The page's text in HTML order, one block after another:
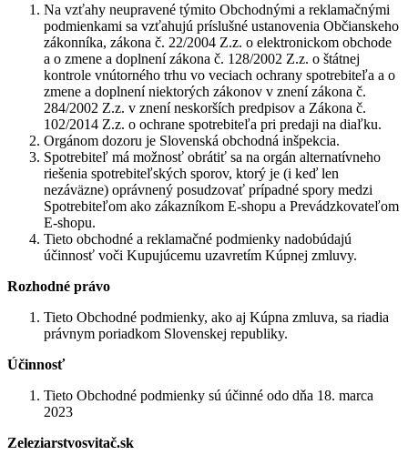
Na vzťahy neupravené týmito Obchodnými a reklamačnými
podmienkami sa vzťahujú príslušné ustanovenia Občianskeho
zákonníka, zákona č. 22/2004 Z.z. o elektronickom obchode
a o zmene a doplnení zákona č. 128/2002 Z.z. o štátnej
kontrole vnútorného trhu vo veciach ochrany spotrebiteľa a o
zmene a doplnení niektorých zákonov v znení zákona č.
284/2002 Z.z. v znení neskorších predpisov a Zákona č.
102/2014 Z.z. o ochrane spotrebiteľa pri predaji na diaľku.
Orgánom dozoru je Slovenská obchodná inšpekcia.
Spotrebiteľ má možnosť obrátiť sa na orgán alternatívneho
riešenia spotrebiteľských sporov, ktorý je (i keď len
nezáväzne) oprávnený posudzovať prípadné spory medzi
Spotrebiteľom ako zákazníkom E-shopu a Prevádzkovateľom
E-shopu.
Tieto obchodné a reklamačné podmienky nadobúdajú
účinnosť voči Kupujúcemu uzavretím Kúpnej zmluvy.
Rozhodné právo
Tieto Obchodné podmienky, ako aj Kúpna zmluva, sa riadia
právnym poriadkom Slovenskej republiky.
Účinnosť
Tieto Obchodné podmienky sú účinné odo dňa 18. marca
2023
Zeleziarstvosvitač.sk